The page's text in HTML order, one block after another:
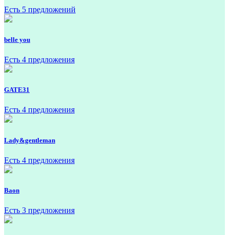
Есть 5 предложений
belle you
Есть 4 предложения
GATE31
Есть 4 предложения
Lady&gentleman
Есть 4 предложения
Baon
Есть 3 предложения